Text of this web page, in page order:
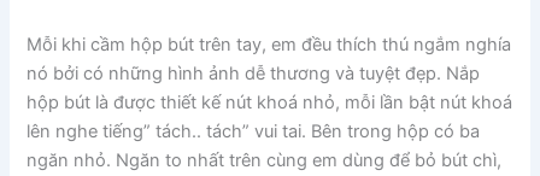
Mỗi khi cầm hộp bút trên tay, em đều thích thú ngắm nghía
nó bởi có những hình ảnh dễ thương và tuyệt đẹp. Nắp
hộp bút là được thiết kế nút khoá nhỏ, mỗi lần bật nút khoá
lên nghe tiếng” tách.. tách” vui tai. Bên trong hộp có ba
ngăn nhỏ. Ngăn to nhất trên cùng em dùng để bỏ bút chì,